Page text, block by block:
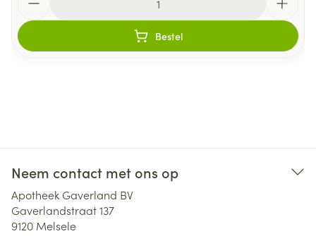
Bestel
Neem contact met ons op
Apotheek Gaverland BV
Gaverlandstraat 137
9120 Melsele